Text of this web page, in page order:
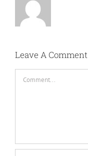
Leave A Comment